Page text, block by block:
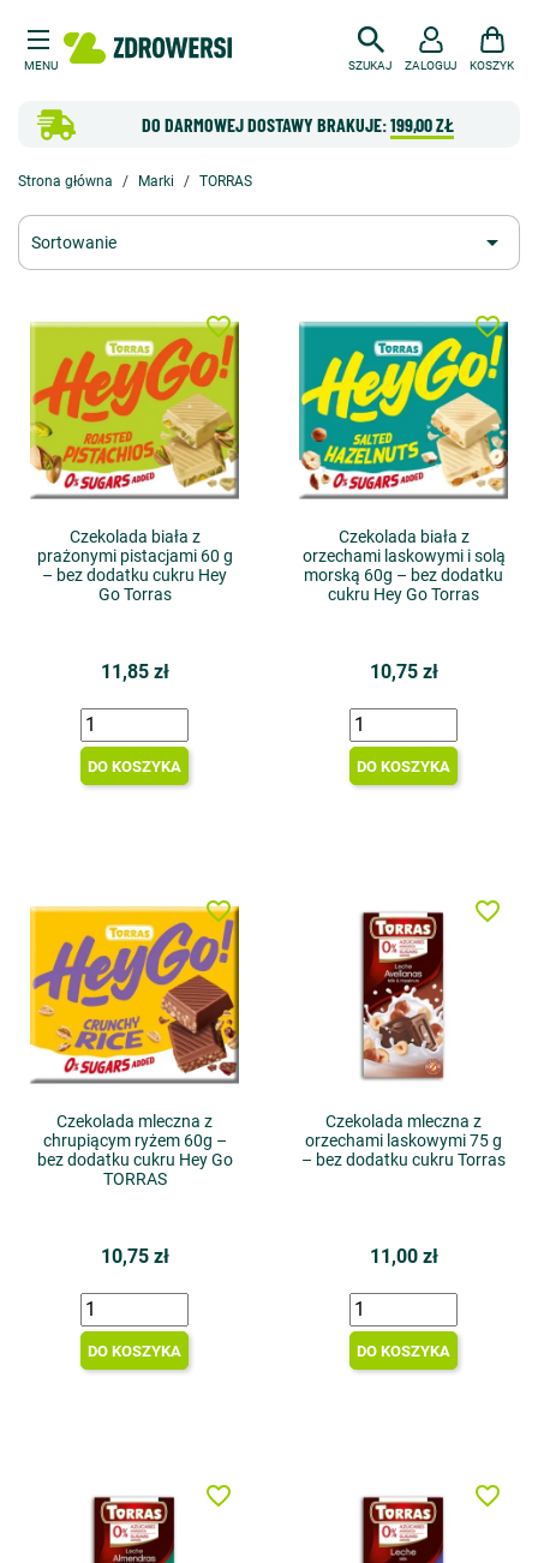
MENU SZUKAJ
DO DARMOWEJ DOSTAWY BRAKUJE:199,00 ZŁ
ZALOGUJ KOSZYK
Strona główna Marki TORRAS
Sortowanie 
Czekolada biała z
prażonymi pistacjami 60 g
– bez dodatku cukru Hey
Go Torras
11,85 zł
DO KOSZYKA
favorite_border
Czekolada biała z
orzechami laskowymi i solą
morską 60g – bez dodatku
cukru Hey Go Torras
10,75 zł
DO KOSZYKA
favorite_border
Czekolada mleczna z
chrupiącym ryżem 60g –
bez dodatku cukru Hey Go
TORRAS
10,75 zł
DO KOSZYKA
favorite_border
Czekolada mleczna z
orzechami laskowymi 75 g
– bez dodatku cukru Torras
11,00 zł
DO KOSZYKA
favorite_border
favorite_border favorite_border